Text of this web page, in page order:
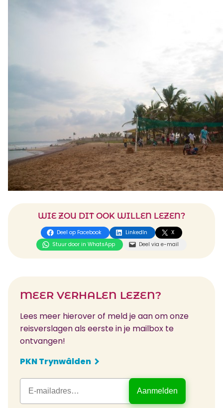
WIE ZOU DIT OOK WILLEN LEZEN?
Deel op Facebook LinkedIn
X
Stuur door in WhatsApp
Deel via e-mail
MEER VERHALEN LEZEN?
Lees meer hierover of meld je aan om onze
reisverslagen als eerste in je mailbox te
ontvangen!
PKN Trynwâlden